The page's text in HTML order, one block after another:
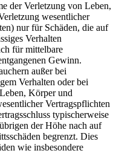
der Verletzung von Leben,
wesentlicher
nur für Schäden, die auf
Verhalten
für mittelbare
Gewinn.
außer bei
Verhalten oder bei
Körper und
Vertragspflichten
typischerweise
der Höhe nach auf
begrenzt. Dies
wie insbesondere